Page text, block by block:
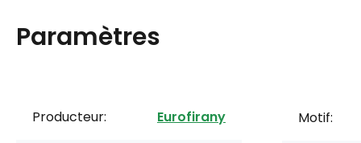
Paramètres
Producteur: Eurofirany Motif: